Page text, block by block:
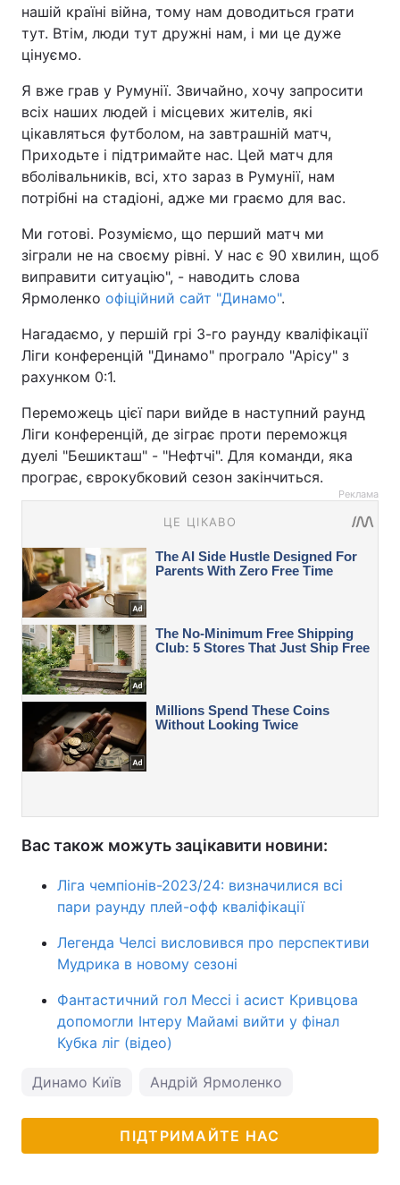
нашій країні війна, тому нам доводиться грати
тут. Втім, люди тут дружні нам, і ми це дуже
цінуємо.
Я вже грав у Румунії. Звичайно, хочу запросити
всіх наших людей і місцевих жителів, які
цікавляться футболом, на завтрашній матч,
Приходьте і підтримайте нас. Цей матч для
вболівальників, всі, хто зараз в Румунії, нам
потрібні на стадіоні, адже ми граємо для вас.
Ми готові. Розуміємо, що перший матч ми
зіграли не на своєму рівні. У нас є 90 хвилин, щоб
виправити ситуацію", - наводить слова
Ярмоленко офіційний сайт "Динамо".
Нагадаємо, у першій грі 3-го раунду кваліфікації
Ліги конференцій "Динамо" програло "Арісу" з
рахунком 0:1.
Переможець цієї пари вийде в наступний раунд
Ліги конференцій, де зіграє проти переможця
дуелі "Бешикташ" - "Нефтчі". Для команди, яка
програє, єврокубковий сезон закінчиться.
Реклама
Вас також можуть зацікавити новини:
Ліга чемпіонів-2023/24: визначилися всі
пари раунду плей-офф кваліфікації
Легенда Челсі висловився про перспективи
Мудрика в новому сезоні
Фантастичний гол Мессі і асист Кривцова
допомогли Інтеру Майамі вийти у фінал
Кубка ліг (відео)
Динамо Київ Андрій Ярмоленко
ПІДТРИМАЙТЕ НАС